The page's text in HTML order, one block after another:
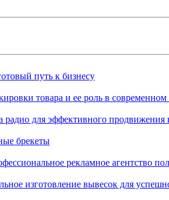
путь к бизнесу
товара и ее роль в современном
для эффективного продвижения
брекеты
рекламное агентство
изготовление вывесок для